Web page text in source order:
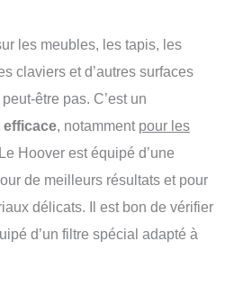
les meubles, les tapis, les
claviers et d’autres surfaces
être pas. C’est un
, notamment pour les
Hoover est équipé d’une
de meilleurs résultats et pour
délicats. Il est bon de vérifier
d’un filtre spécial adapté à